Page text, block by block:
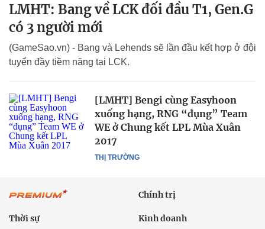
LMHT: Bang về LCK đối đầu T1, Gen.G
có 3 người mới
(GameSao.vn) - Bang và Lehends sẽ lần đầu kết hợp ở đội
tuyển đầy tiềm năng tại LCK.
THỊ TRƯỜNG
[LMHT] Bengi cùng Easyhoon
xuống hạng, RNG “đụng” Team
WE ở Chung kết LPL Mùa Xuân
2017
Chính trị
Thời sự Kinh doanh